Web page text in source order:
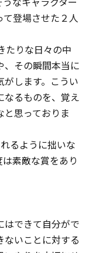
登場させた２人
たりな日々の中
、その瞬間本当に
します。こうい
なるものを、覚え
思っておりま
るように拙いな
素敵な賞をあり
はできて自分がで
ないことに対する